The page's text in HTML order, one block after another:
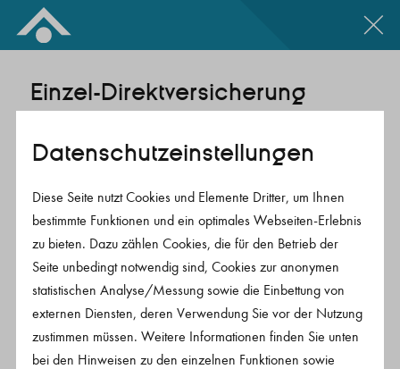
Zum Inhalt springen
Einzel-Direktversicherung
Mitarbeiter*innen, bei der Ihre
Arbeitnehmer*innen neben unseren günstigen
Konditionen für Medienschaffende von den
Steuervorteilen durch die staatliche Förderung
profitieren. Eine Einzel-Direktversicherung können
Sie für alle Angestellten abschließen, die einen
Datenschutz­einstellungen
Diese Seite nutzt Cookies und Elemente Dritter, um Ihnen
bestimmte Funktionen und ein optimales Webseiten-Erlebnis
zu bieten. Dazu zählen Cookies, die für den Betrieb der
Seite unbedingt notwendig sind, Cookies zur anonymen
statistischen Analyse/Messung sowie die Einbettung von
externen Diensten, deren Verwendung Sie vor der Nutzung
zustimmen müssen. Weitere Informationen finden Sie unten
bei den Hinweisen zu den einzelnen Funktionen sowie